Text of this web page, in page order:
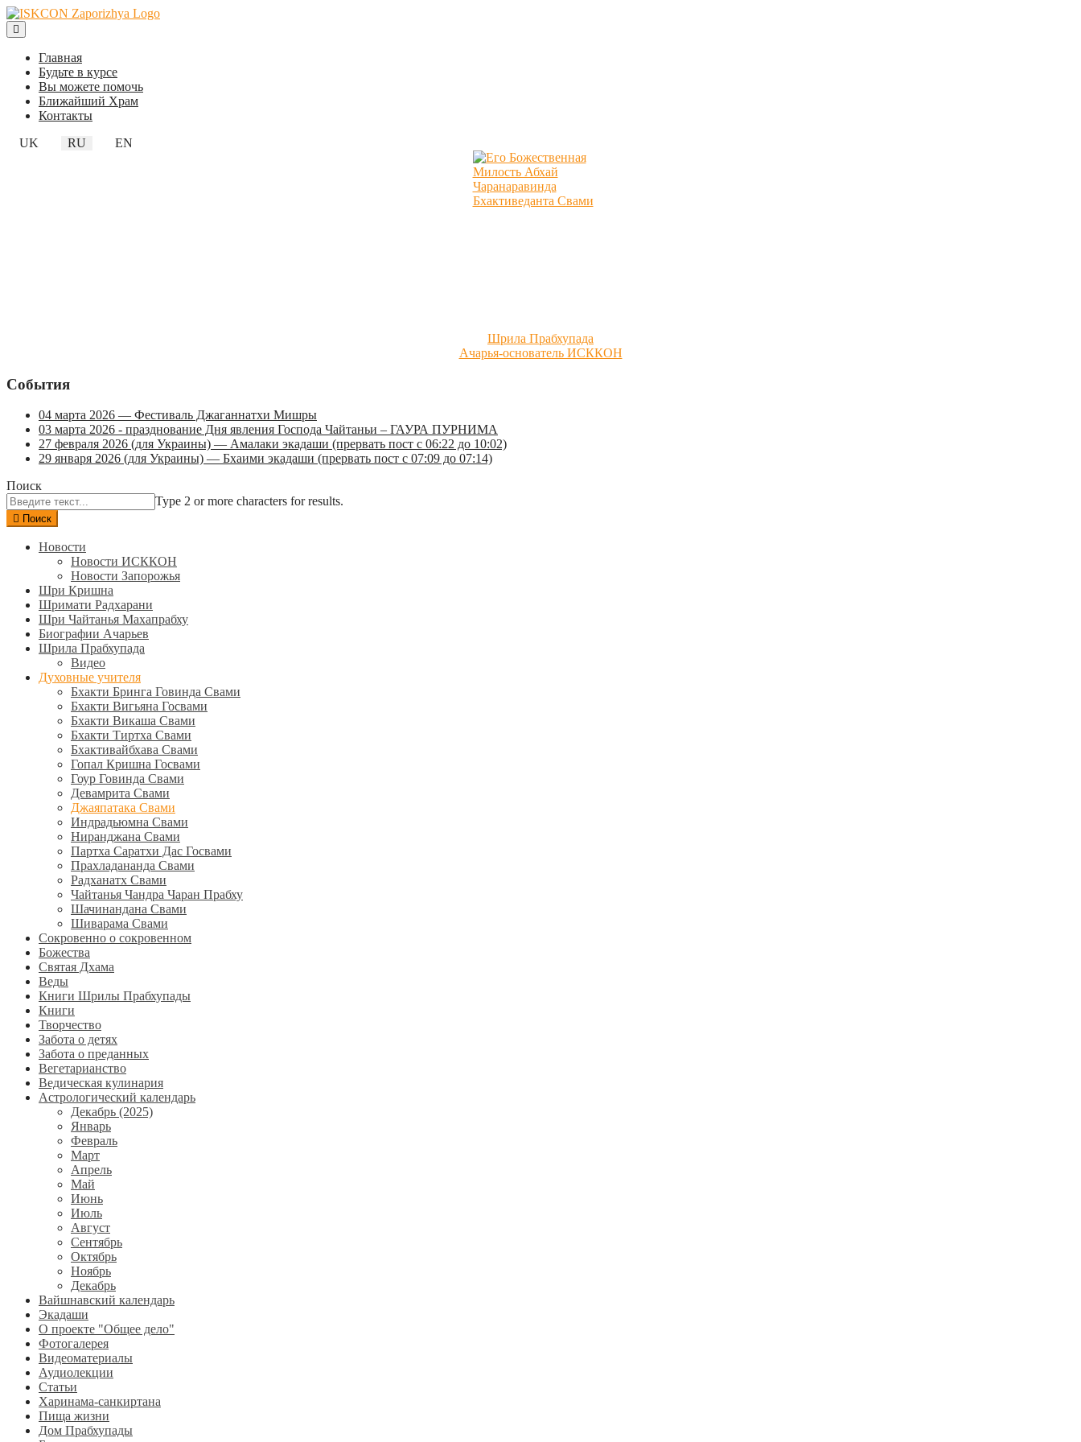
Главная
Будьте в курсе
Вы можете помочь
Ближайший Храм
Контакты
UK
RU EN
Шрила Прабхупада
Ачарья-основатель ИСККОН
События
04 марта 2026 — Фестиваль Джаганнатхи Мишры
03 марта 2026 - празднование Дня явления Господа Чайтаньи – ГАУРА ПУРНИМА
27 февраля 2026 (для Украины) — Амалаки экадаши (прервать пост с 06:22 до 10:02)
29 января 2026 (для Украины) — Бхаими экадаши (прервать пост с 07:09 до 07:14)
Поиск
Type 2 or more characters for results.
Поиск
Новости
Новости ИСККОН
Новости Запорожья
Шри Кришна
Шримати Радхарани
Шри Чайтанья Махапрабху
Биографии Ачарьев
Шрила Прабхупада
Видео
Духовные учителя
Бхакти Бринга Говинда Свами
Бхакти Вигьяна Госвами
Бхакти Викаша Свами
Бхакти Тиртха Свами
Бхактивайбхава Свами
Гопал Кришна Госвами
Гоур Говинда Свами
Девамрита Свами
Джаяпатака Свами
Индрадьюмна Свами
Ниранджана Свами
Партха Саратхи Дас Госвами
Прахладананда Свами
Радханатх Свами
Чайтанья Чандра Чаран Прабху
Шачинандана Свами
Шиварама Свами
Сокровенно о сокровенном
Божества
Святая Дхама
Веды
Книги Шрилы Прабхупады
Книги
Творчество
Забота о детях
Забота о преданных
Вегетарианство
Ведическая кулинария
Астрологический календарь
Декабрь (2025)
Январь
Февраль
Март
Апрель
Май
Июнь
Июль
Август
Сентябрь
Октябрь
Ноябрь
Декабрь
Вайшнавский календарь
Экадаши
О проекте "Общее дело"
Фотогалерея
Видеоматериалы
Аудиолекции
Статьи
Харинама-санкиртана
Пища жизни
Дом Прабхупады